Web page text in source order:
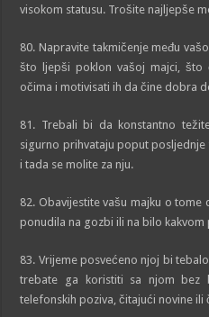
visokom statusu. Trošite najljepše
80. Napravite takmičenje među
što ljepši poklon vašoj majci, što
očima i motivisati ih da čine dobra
81. Trebali bi da konstantno
sigurno prihvataju poput
i tada se molite za nju.
82. Obavijestite vašu majku o
ponudila na gozbi ili na bilo
83. Vrijeme posvećeno njoj bi
trebate ga koristiti sa njom bez
telefonskih poziva, čitajući novine ili